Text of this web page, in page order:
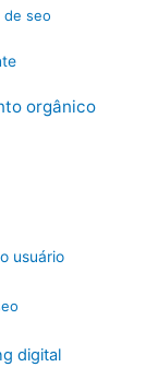
de seo
orgânico
usuário
digital